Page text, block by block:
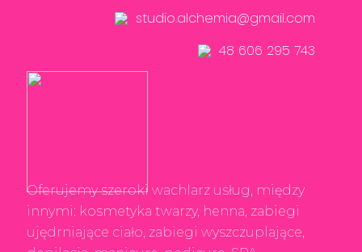
Oferujemy szeroki wachlarz usług, między
innymi: kosmetyka twarzy, henna, zabiegi
ujędrniające ciało, zabiegi wyszczuplające,
studio.alchemia@gmail.com
48 606 295 743